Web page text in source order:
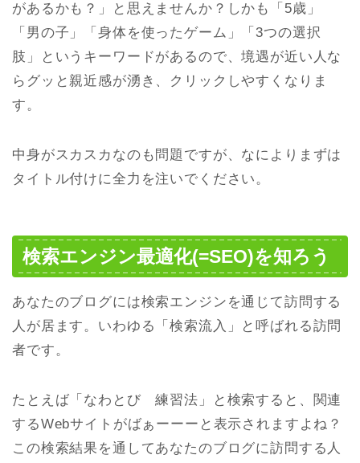
があるかも？」と思えませんか？しかも「5歳」
「男の子」「身体を使ったゲーム」「3つの選択
肢」というキーワードがあるので、境遇が近い人な
らグッと親近感が湧き、クリックしやすくなりま
す。
中身がスカスカなのも問題ですが、なによりまずは
タイトル付けに全力を注いでください。
検索エンジン最適化(=SEO)を知ろう
あなたのブログには検索エンジンを通じて訪問する
人が居ます。いわゆる「検索流入」と呼ばれる訪問
者です。
たとえば「なわとび 練習法」と検索すると、関連
するWebサイトがばぁーーーと表示されますよね？
この検索結果を通してあなたのブログに訪問する人